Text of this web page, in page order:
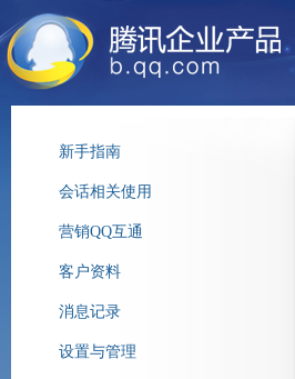
新手指南
会话相关使用
营销QQ互通
客户资料
消息记录
设置与管理